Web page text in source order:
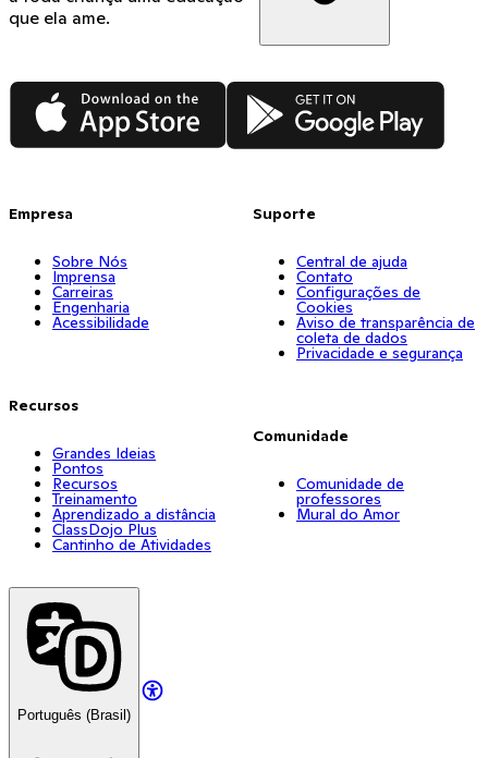
que ela ame.
App Store Google Play
Empresa
Sobre Nós
Imprensa
Carreiras
Engenharia
Acessibilidade
Recursos
Grandes Ideias
Pontos
Recursos
Treinamento
Aprendizado a distância
ClassDojo Plus
Cantinho de Atividades
Suporte
Central de ajuda
Contato
Configurações de
Cookies
Aviso de transparência de
coleta de dados
Privacidade e segurança
Comunidade
Comunidade de
professores
Mural do Amor
Português (Brasil)